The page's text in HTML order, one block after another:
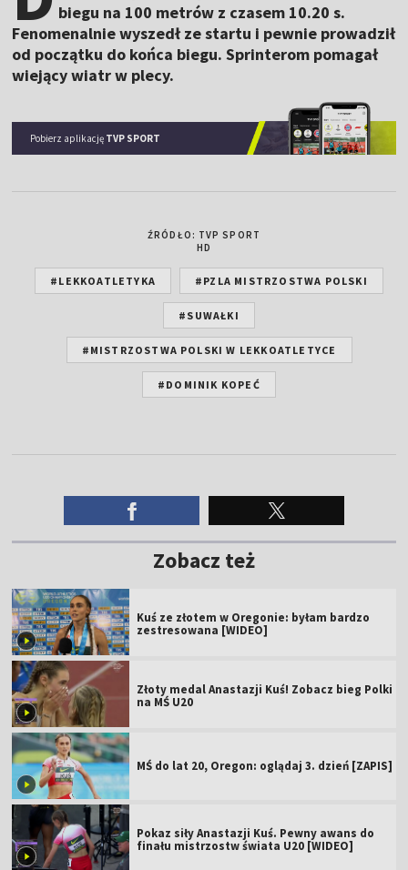
biegu na 100 metrów z czasem 10.20 s.
Fenomenalnie wyszedł ze startu i pewnie prowadził
od początku do końca biegu. Sprinterom pomagał
wiejący wiatr w plecy.
Pobierz aplikację TVP SPORT
ŹRÓDŁO: TVP SPORT
HD
#LEKKOATLETYKA #PZLA MISTRZOSTWA POLSKI
#SUWAŁKI
#MISTRZOSTWA POLSKI W LEKKOATLETYCE
#DOMINIK KOPEĆ
Zobacz też
Kuś ze złotem w Oregonie: byłam bardzo
zestresowana [WIDEO]
Złoty medal Anastazji Kuś! Zobacz bieg Polki
na MŚ U20
MŚ do lat 20, Oregon: oglądaj 3. dzień [ZAPIS]
Pokaz siły Anastazji Kuś. Pewny awans do
finału mistrzostw świata U20 [WIDEO]